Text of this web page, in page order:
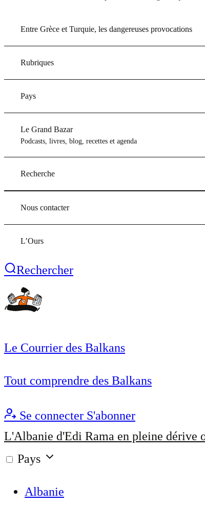
Entre Grèce et Turquie, les dangereuses provocations
Rubriques
Pays
Le Grand Bazar
Podcasts, livres, blog, recettes et agenda
Recherche
Nous contacter
L’Ours
Rechercher
Le Courrier des Balkans
Tout comprendre des Balkans
Se connecter S'abonner
L'Albanie d'Edi Rama en pleine dérive
Pays
Albanie